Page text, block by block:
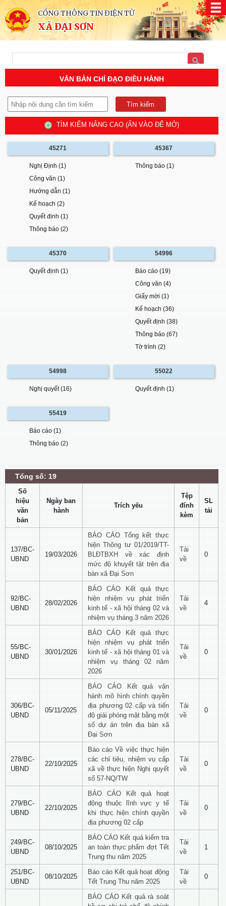
CỔNG THÔNG TIN ĐIỆN TỬ
XÃ ĐẠI SƠN
VĂN BẢN CHỈ ĐẠO ĐIỀU HÀNH
TÌM KIẾM NÂNG CAO (ẤN VÀO ĐỂ MỞ)
45271
Nghị Định (1)
Công văn (1)
Hướng dẫn (1)
Kế hoạch (2)
Quyết định (1)
Thông báo (2)
45367
Thông báo (1)
45370
Quyết định (1)
54996
Báo cáo (19)
Công văn (4)
Giấy mời (1)
Kế hoạch (36)
Quyết định (38)
Thông báo (67)
Tờ trình (2)
54998
Nghị quyết (16)
55022
Quyết định (1)
55419
Báo cáo (1)
Thông báo (2)
Tổng số: 19
Số
hiệu
văn
bản
Ngày ban
hành
Trích yếu
Tệp
đính
kèm
SL
tải
137/BC-
UBND
19/03/2026
BÁO CÁO Tổng kết thực
hiện Thông tư 01/2019/TT-
BLĐTBXH về xác định
mức độ khuyết tật trên địa
bàn xã Đại Sơn
Tải
về
0
92/BC-
UBND
28/02/2026
BÁO CÁO Kết quả thực
hiện nhiệm vụ phát triển
kinh tế - xã hội tháng 02 và
nhiệm vụ tháng 3 năm 2026
Tải
về
4
55/BC-
UBND
30/01/2026
BÁO CÁO Kết quả thực
hiện nhiệm vụ phát triển
kinh tế - xã hội tháng 01 và
nhiệm vụ tháng 02 năm
2026
Tải
về
0
306/BC-
UBND
05/11/2025
BÁO CÁO Kết quả vận
hành mô hình chính quyền
địa phương 02 cấp và tiến
độ giải phóng mặt bằng một
số dự án trên địa bàn xã
Đại Sơn
Tải
về
0
278/BC-
UBND
22/10/2025
Báo cáo Về việc thực hiện
các chỉ tiêu, nhiệm vụ cấp
xã về thực hiện Nghị quyết
số 57-NQ/TW
Tải
về
0
279/BC-
UBND
22/10/2025
BÁO CÁO Kết quả hoạt
động thuộc lĩnh vực y tế
khi thực hiện chính quyền
địa phương 02 cấp
Tải
về
0
249/BC-
UBND
08/10/2025
BÁO CÁO Kết quả kiểm tra
an toàn thực phẩm đợt Tết
Trung thu năm 2025
Tải
về
1
251/BC-
UBND
08/10/2025
Báo cáo Kết quả hoạt động
Tết Trung Thu năm 2025
Tải
về
0
BÁO CÁO Kết quả rà soát